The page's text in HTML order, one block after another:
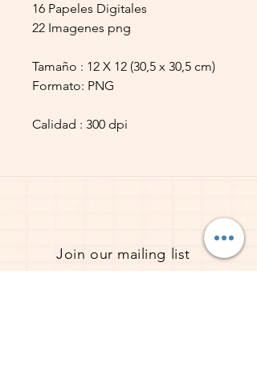
16 Papeles Digitales
22 Imagenes png
Tamaño : 12 X 12 (30,5 x 30,5 cm)
Formato: PNG
Calidad : 300 dpi
Join our mailing list